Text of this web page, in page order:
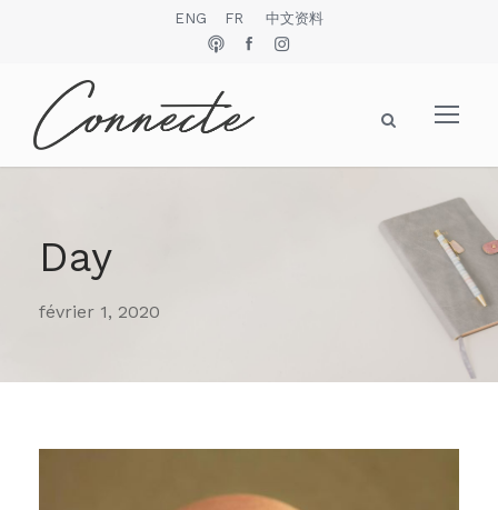
ENG FR 中文资料
Day
février 1, 2020